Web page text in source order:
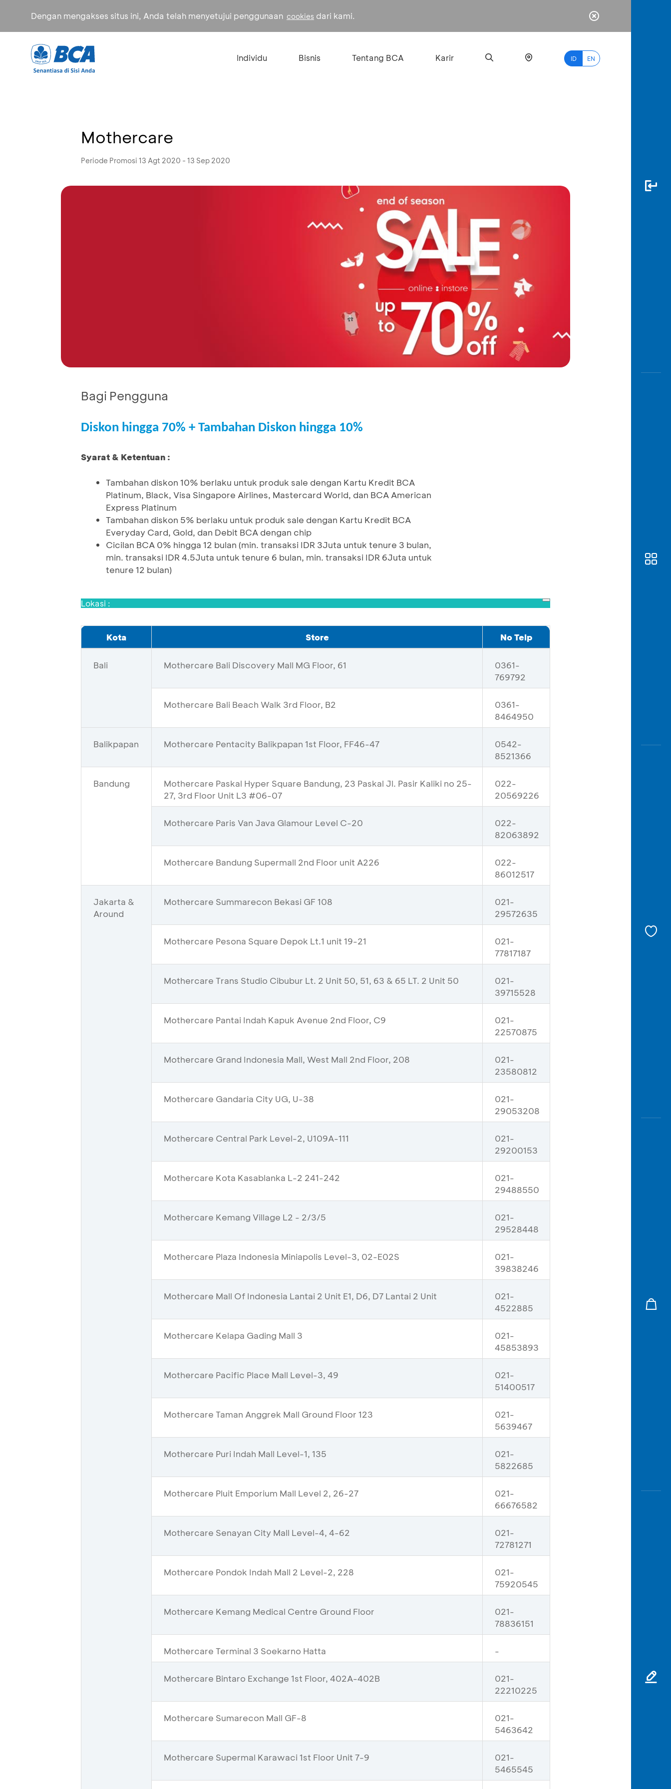
Dengan mengakses situs ini, Anda telah menyetujui penggunaan cookies dari kami.
Individu Bisnis Tentang BCA Karir ID EN
myBCA
Mothercare
Periode Promosi 13 Agt 2020 - 13 Sep 2020
Bagi Pengguna
Diskon hingga 70% + Tambahan Diskon hingga 10%
Syarat & Ketentuan :
Tambahan diskon 10% berlaku untuk produk sale dengan Kartu Kredit BCA
Platinum, Black, Visa Singapore Airlines, Mastercard World, dan BCA American
Express Platinum
Tambahan diskon 5% berlaku untuk produk sale dengan Kartu Kredit BCA
Everyday Card, Gold, dan Debit BCA dengan chip
Cicilan BCA 0% hingga 12 bulan (min. transaksi IDR 3Juta untuk tenure 3 bulan,
min. transaksi IDR 4.5Juta untuk tenure 6 bulan, min. transaksi IDR 6Juta untuk
tenure 12 bulan)
Lokasi :
Kota Store No Telp
Bali Mothercare Bali Discovery Mall MG Floor, 61
0361-
769792
Mothercare Bali Beach Walk 3rd Floor, B2
0361-
8464950
Balikpapan Mothercare Pentacity Balikpapan 1st Floor, FF46-47
0542-
8521366
Bandung
Mothercare Paskal Hyper Square Bandung, 23 Paskal Jl. Pasir Kaliki no 25-
27, 3rd Floor Unit L3 #06-07
022-
20569226
Mothercare Paris Van Java Glamour Level C-20
022-
82063892
Mothercare Bandung Supermall 2nd Floor unit A226
022-
86012517
Jakarta &
Around
Mothercare Summarecon Bekasi GF 108
021-
29572635
Mothercare Pesona Square Depok Lt.1 unit 19-21
021-
77817187
Mothercare Trans Studio Cibubur Lt. 2 Unit 50, 51, 63 & 65 LT. 2 Unit 50
021-
39715528
Mothercare Pantai Indah Kapuk Avenue 2nd Floor, C9
021-
22570875
Mothercare Grand Indonesia Mall, West Mall 2nd Floor, 208
021-
23580812
Mothercare Gandaria City UG, U-38
021-
29053208
Mothercare Central Park Level-2, U109A-111
021-
29200153
Mothercare Kota Kasablanka L-2 241-242
021-
29488550
Mothercare Kemang Village L2 - 2/3/5
021-
29528448
Mothercare Plaza Indonesia Miniapolis Level-3, 02-E02S
021-
39838246
Mothercare Mall Of Indonesia Lantai 2 Unit E1, D6, D7 Lantai 2 Unit
021-
4522885
Mothercare Kelapa Gading Mall 3
021-
45853893
Mothercare Pacific Place Mall Level-3, 49
021-
51400517
Mothercare Taman Anggrek Mall Ground Floor 123
021-
5639467
Mothercare Puri Indah Mall Level-1, 135
021-
5822685
Mothercare Pluit Emporium Mall Level 2, 26-27
021-
66676582
Mothercare Senayan City Mall Level-4, 4-62
021-
72781271
Mothercare Pondok Indah Mall 2 Level-2, 228
021-
75920545
Mothercare Kemang Medical Centre Ground Floor
021-
78836151
Mothercare Terminal 3 Soekarno Hatta -
Mothercare Bintaro Exchange 1st Floor, 402A-402B
021-
22210225
Mothercare Sumarecon Mall GF-8
021-
5463642
Mothercare Supermal Karawaci 1st Floor Unit 7-9
021-
5465545